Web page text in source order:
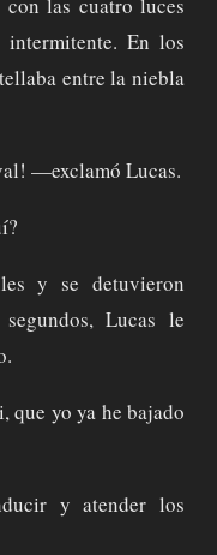
intermitente. En los
entre la niebla
—exclamó Lucas.
y se detuvieron
Lucas le
que yo ya he bajado
y atender los